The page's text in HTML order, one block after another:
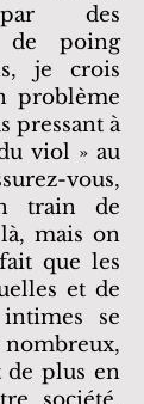
par des
de poing
je crois
problème
pressant à
viol » au
vous,
train de
mais on
que les
et de
se
de plus en